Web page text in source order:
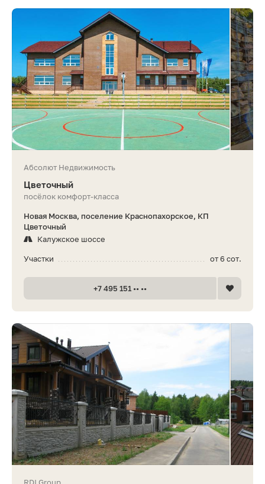
Абсолют Недвижимость
Цветочный
посёлок комфорт-класса
Новая Москва, поселение Краснопахорское, КП
Цветочный
Калужское шоссе
от 6 сот.
Участки
+7 495 151 •• ••